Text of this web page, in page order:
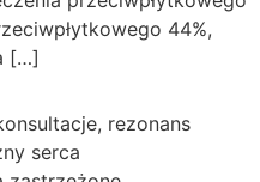
44%,
[…]
rezonans
serca